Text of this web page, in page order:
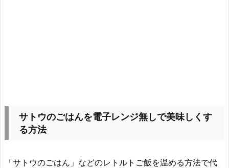
サトウのごはんを電子レンジ無しで美味しくす
る方法
「サトウのごはん」などのレトルトご飯を温める方法で代